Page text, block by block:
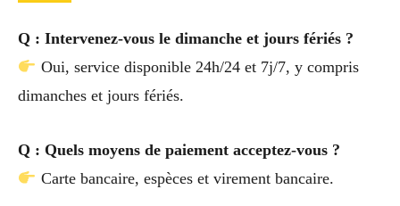
Q : Intervenez-vous le dimanche et jours fériés ?
Oui, service disponible 24h/24 et 7j/7, y compris
dimanches et jours fériés.
Q : Quels moyens de paiement acceptez-vous ?
Carte bancaire, espèces et virement bancaire.